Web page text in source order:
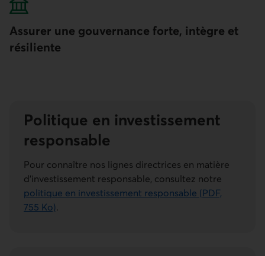
Assurer une gouvernance forte, intègre et
résiliente
Politique en investi­ssement
respon­sable
Pour connaître nos lignes directrices en matière
d’investissement responsable, consultez notre
politique en investissement responsable (PDF,
755 Ko).